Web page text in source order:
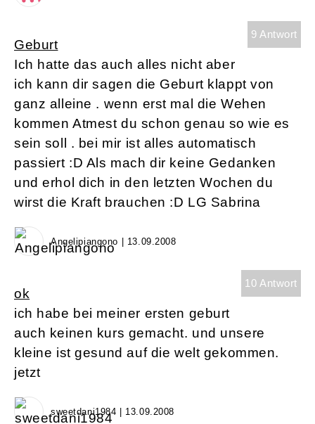
9 Antwort
Geburt
Ich hatte das auch alles nicht aber
ich kann dir sagen die Geburt klappt von
ganz alleine . wenn erst mal die Wehen
kommen Atmest du schon genau so wie es
sein soll . bei mir ist alles automatisch
passiert :D Als mach dir keine Gedanken
und erhol dich in den letzten Wochen du
wirst die Kraft brauchen :D LG Sabrina
Angelipiangono | 13.09.2008
10 Antwort
ok
ich habe bei meiner ersten geburt
auch keinen kurs gemacht. und unsere
kleine ist gesund auf die welt gekommen.
jetzt
sweetdani1984 | 13.09.2008